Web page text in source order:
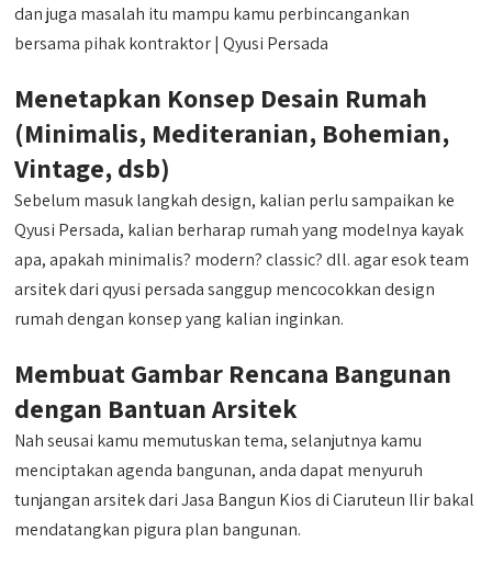
dan juga masalah itu mampu kamu perbincangankan
bersama pihak kontraktor | Qyusi Persada
Menetapkan Konsep Desain Rumah
(Minimalis, Mediteranian, Bohemian,
Vintage, dsb)
Sebelum masuk langkah design, kalian perlu sampaikan ke
Qyusi Persada, kalian berharap rumah yang modelnya kayak
apa, apakah minimalis? modern? classic? dll. agar esok team
arsitek dari qyusi persada sanggup mencocokkan design
rumah dengan konsep yang kalian inginkan.
Membuat Gambar Rencana Bangunan
dengan Bantuan Arsitek
Nah seusai kamu memutuskan tema, selanjutnya kamu
menciptakan agenda bangunan, anda dapat menyuruh
tunjangan arsitek dari Jasa Bangun Kios di Ciaruteun Ilir bakal
mendatangkan pigura plan bangunan.